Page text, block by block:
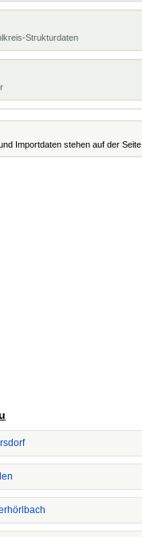
Strukturdaten
Importdaten stehen auf der Seite